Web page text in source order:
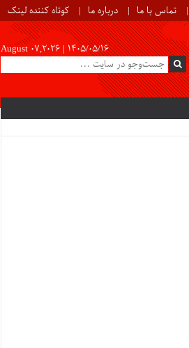
تماس با ما درباره ما کوتاه کننده لینک
August 07,2026 | ۱۴۰۵/۰۵/۱۶